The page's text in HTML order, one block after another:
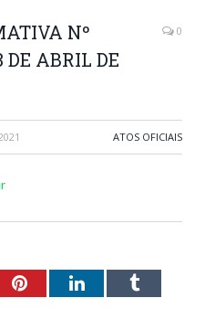
Nº
DE ABRIL DE
0
ATOS OFICIAIS
PinterestLinkedInTumblr